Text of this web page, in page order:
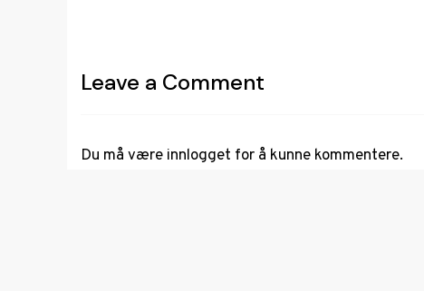
Leave a Comment
Du må være innlogget for å kunne kommentere.